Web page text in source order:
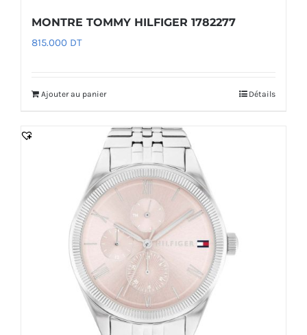
MONTRE TOMMY HILFIGER 1782277
815.000 DT
Ajouter au panier Détails